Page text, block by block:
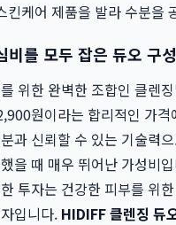
킨케어 제품을 발라 수분을
비를 모두 잡은 듀오 구성
위한 완벽한 조합인 클렌
원이라는 합리적인 가격
과 신뢰할 수 있는 기술력
을 때 매우 뛰어난 가성비
투자는 건강한 피부를 위
입니다. HIDIFF 클렌징 듀